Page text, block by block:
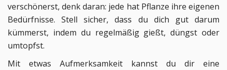
verschönerst, denk daran: jede hat Pflanze ihre eigenen
Bedürfnisse. Stell sicher, dass du dich gut darum
kümmerst, indem du regelmäßig gießt, düngst oder
umtopfst.
Mit etwas Aufmerksamkeit kannst du dir eine